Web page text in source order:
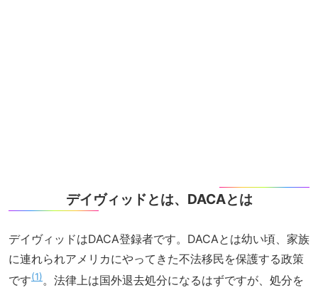
デイヴィッドとは、DACAとは
デイヴィッドはDACA登録者です。DACAとは幼い頃、家族
に連れられアメリカにやってきた不法移民を保護する政策
です 1 。法律上は国外退去処分になるはずですが、処分を